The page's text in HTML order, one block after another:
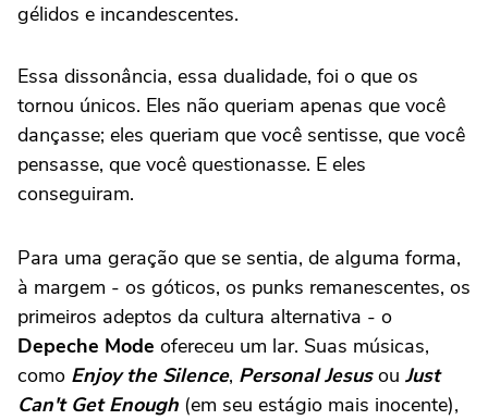
gélidos e incandescentes.
Essa dissonância, essa dualidade, foi o que os
tornou únicos. Eles não queriam apenas que você
dançasse; eles queriam que você sentisse, que você
pensasse, que você questionasse. E eles
conseguiram.
Para uma geração que se sentia, de alguma forma,
à margem - os góticos, os punks remanescentes, os
primeiros adeptos da cultura alternativa - o
Depeche Mode ofereceu um lar. Suas músicas,
como Enjoy the Silence, Personal Jesusou Just
Can't Get Enough (em seu estágio mais inocente),